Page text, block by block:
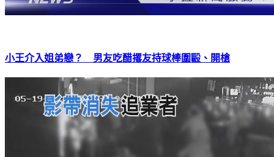
小王介入姐弟戀？ 男友吃醋撂友持球棒圍毆、開槍